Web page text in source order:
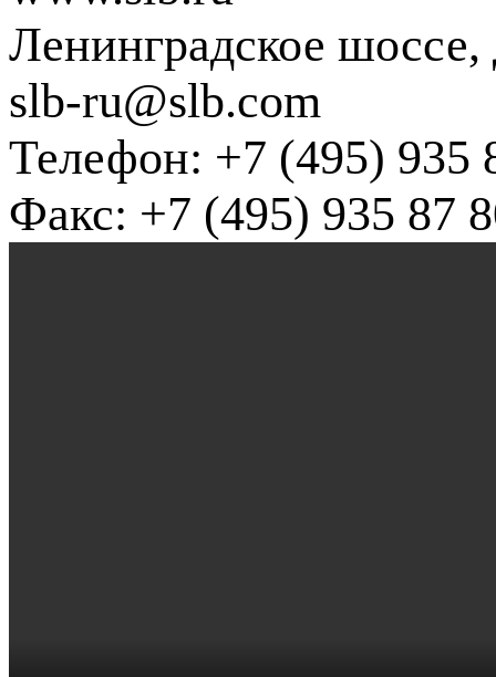
Ленинградское
slb-ru@slb.com
Телефон: +7 (495) 935
Факс: +7 (495) 935 87